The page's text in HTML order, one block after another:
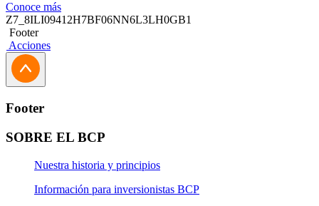
Conoce más
Z7_8ILI09412H7BF06NN6L3LH0GB1
Footer
Acciones
Footer
SOBRE EL BCP
Nuestra historia y principios
Información para inversionistas BCP